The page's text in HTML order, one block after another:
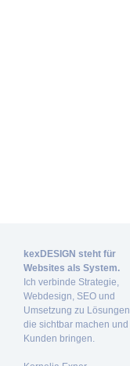
kexDESIGN steht für
Websites als System.
Ich verbinde Strategie,
Webdesign, SEO und
Umsetzung zu Lösungen,
die sichtbar machen und
Kunden bringen.